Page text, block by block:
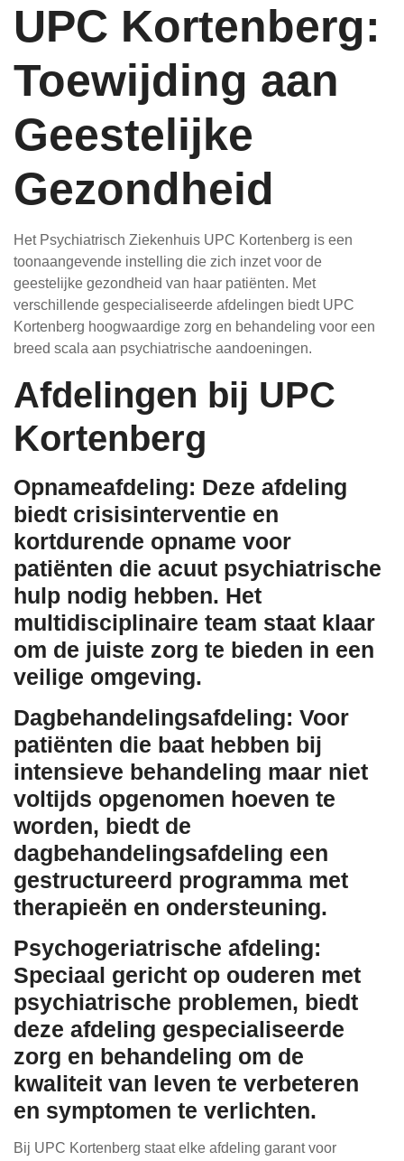
UPC Kortenberg:
Toewijding aan
Geestelijke
Gezondheid
Het Psychiatrisch Ziekenhuis UPC Kortenberg is een
toonaangevende instelling die zich inzet voor de
geestelijke gezondheid van haar patiënten. Met
verschillende gespecialiseerde afdelingen biedt UPC
Kortenberg hoogwaardige zorg en behandeling voor een
breed scala aan psychiatrische aandoeningen.
Afdelingen bij UPC
Kortenberg
Opnameafdeling: Deze afdeling
biedt crisisinterventie en
kortdurende opname voor
patiënten die acuut psychiatrische
hulp nodig hebben. Het
multidisciplinaire team staat klaar
om de juiste zorg te bieden in een
veilige omgeving.
Dagbehandelingsafdeling: Voor
patiënten die baat hebben bij
intensieve behandeling maar niet
voltijds opgenomen hoeven te
worden, biedt de
dagbehandelingsafdeling een
gestructureerd programma met
therapieën en ondersteuning.
Psychogeriatrische afdeling:
Speciaal gericht op ouderen met
psychiatrische problemen, biedt
deze afdeling gespecialiseerde
zorg en behandeling om de
kwaliteit van leven te verbeteren
en symptomen te verlichten.
Bij UPC Kortenberg staat elke afdeling garant voor